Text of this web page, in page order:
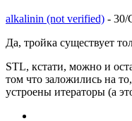
alkalinin (not verified) - 30/
Да, тройка существует
STL, кстати, можно и
том что заложились на
устроены итераторы (а